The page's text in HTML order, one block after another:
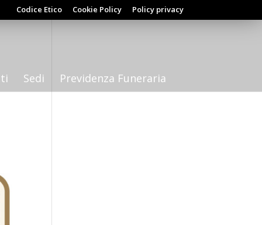
Codice Etico Cookie Policy Policy privacy
Sedi Previdenza Funeraria